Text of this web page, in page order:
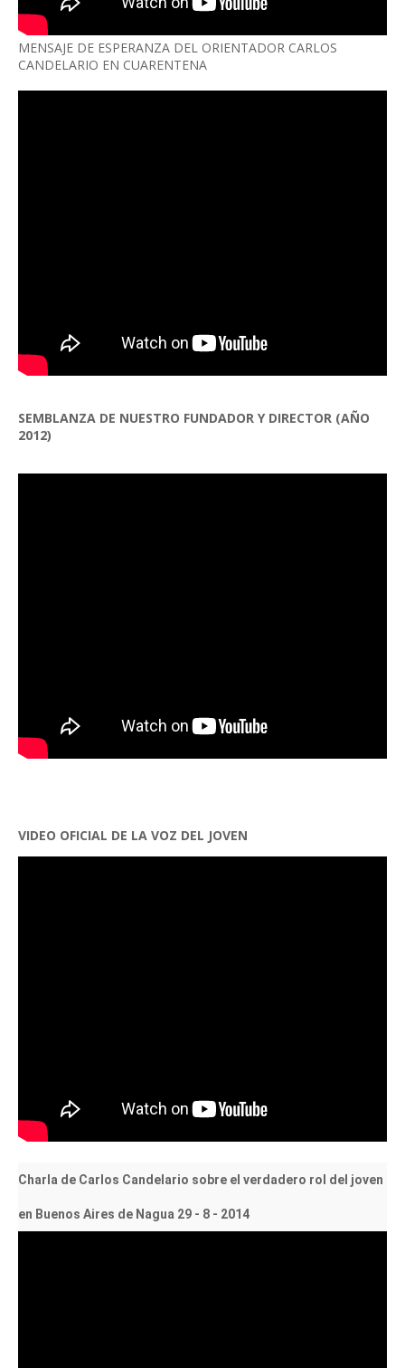
MENSAJE DE ESPERANZA DEL ORIENTADOR CARLOS
CANDELARIO EN CUARENTENA
SEMBLANZA DE NUESTRO FUNDADOR Y DIRECTOR (AÑO
2012)
VIDEO OFICIAL DE LA VOZ DEL JOVEN
Charla de Carlos Candelario sobre el verdadero rol del joven
en Buenos Aires de Nagua 29 - 8 - 2014